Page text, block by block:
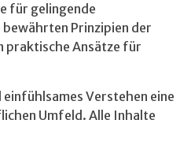
für gelingende
bewährten Prinzipien der
praktische Ansätze für
Verstehen eine
Umfeld. Alle Inhalte